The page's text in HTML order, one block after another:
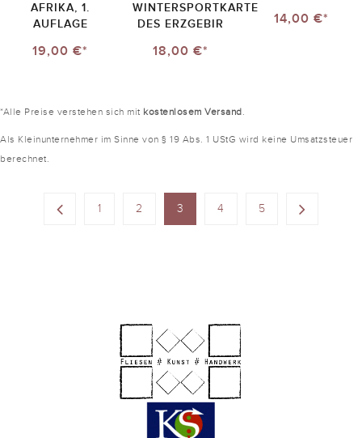
AFRIKA, 1.
AUFLAGE
19,00 €*
WINTERSPORTKARTE
DES ERZGEBIR
18,00 €*
14,00 €*
*Alle Preise verstehen sich mit kostenlosem Versand.
Als Kleinunternehmer im Sinne von § 19 Abs. 1 UStG wird keine Umsatzsteuer
berechnet.
1 2 3 4 5